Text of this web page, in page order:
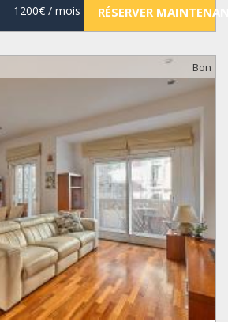
1200€/ mois RÉSERVER
Bon